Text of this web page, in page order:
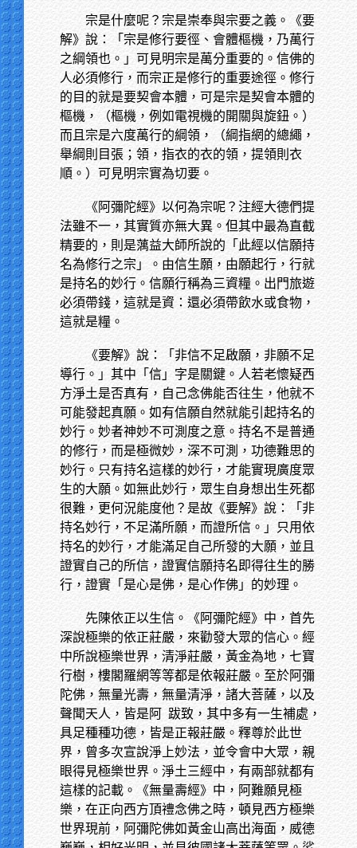
宗是什麼呢？宗是崇奉與宗要之義。《要
解》說：「宗是修行要徑、會體樞機，乃萬行
之綱領也。」可見明宗是萬分重要的。信佛的
人必須修行，而宗正是修行的重要途徑。修行
的目的就是要契會本體，可是宗是契會本體的
樞機，（樞機，例如電視機的開關與旋鈕。）
而且宗是六度萬行的綱領，（綱指網的總繩，
舉綱則目張；領，指衣的衣的領，提領則衣
順。）可見明宗實為切要。
《阿彌陀經》以何為宗呢？注經大德們提
法雖不一，其實質亦無大異。但其中最為直截
精要的，則是蕅益大師所說的「此經以信願持
名為修行之宗」。由信生願，由願起行，行就
是持名的妙行。信願行稱為三資糧。出門旅遊
必須帶錢，這就是資：還必須帶飲水或食物，
這就是糧。
《要解》說：「非信不足啟願，非願不足
導行。」其中「信」字是關鍵。人若老懷疑西
方淨土是否真有，自己念佛能否往生，他就不
可能發起真願。如有信願自然就能引起持名的
妙行。妙者神妙不可測度之意。持名不是普通
的修行，而是極微妙，深不可測，功德難思的
妙行。只有持名這樣的妙行，才能實現廣度眾
生的大願。如無此妙行，眾生自身想出生死都
很難，更何況能度他？是故《要解》說：「非
持名妙行，不足滿所願，而證所信。」只用依
持名的妙行，才能滿足自己所發的大願，並且
證實自己的所信，證實信願持名即得往生的勝
行，證實「是心是佛，是心作佛」的妙理。
先陳依正以生信。《阿彌陀經》中，首先
深說極樂的依正莊嚴，來勸發大眾的信心。經
中所說極樂世界，清淨莊嚴，黃金為地，七寶
行樹，樓閣羅網等等都是依報莊嚴。至於阿彌
陀佛，無量光壽，無量清淨，諸大菩薩，以及
聲聞天人，皆是阿 跋致，其中多有一生補處，
具足種種功德，皆是正報莊嚴。釋尊於此世
界，曾多次宣說淨上妙法，並令會中大眾，親
眼得見極樂世界。淨土三經中，有兩部就都有
這樣的記載。《無量壽經》中，阿難願見極
樂，在正向西方頂禮念佛之時，頓見西方極樂
世界現前，阿彌陀佛如黃金山高出海面，威德